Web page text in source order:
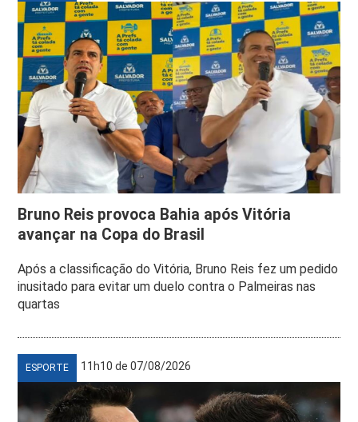
Bruno Reis provoca Bahia após Vitória
avançar na Copa do Brasil
Após a classificação do Vitória, Bruno Reis fez um pedido
inusitado para evitar um duelo contra o Palmeiras nas
quartas
ESPORTE 11h10 de 07/08/2026